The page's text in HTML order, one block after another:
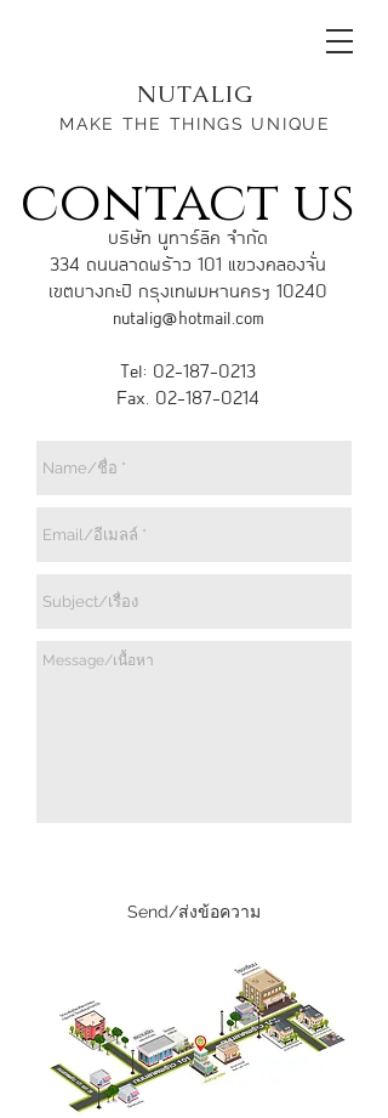
NUTALIG
MAKE THE THINGS UNIQUE
contact us
บริษัท นูทาร์ลิค จำกัด
334 ถนนลาดพร้าว 101 แขวงคลองจั่น
เขตบางกะปิ กรุงเทพมหานครฯ 10240
nutalig@hotmail.com
Tel: 02-187-0213
Fax. 02-187-0214
Send/ส่งข้อความ